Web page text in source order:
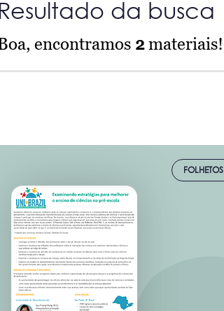
Resultado da busca
encontramos 2materiais!
FOLHETOS